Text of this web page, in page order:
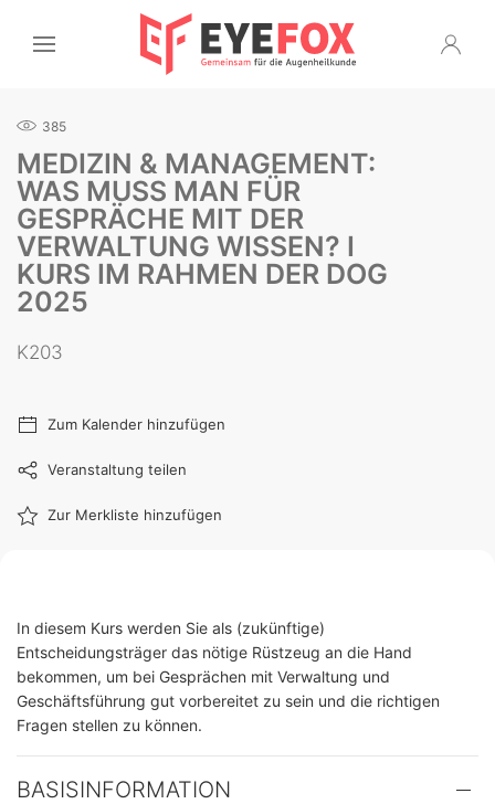
385
MEDIZIN & MANAGEMENT:
WAS MUSS MAN FÜR
GESPRÄCHE MIT DER
VERWALTUNG WISSEN? I
KURS IM RAHMEN DER DOG
2025
K203
Zum Kalender hinzufügen
Veranstaltung teilen
Zur Merkliste hinzufügen
In diesem Kurs werden Sie als (zukünftige)
Entscheidungsträger das nötige Rüstzeug an die Hand
bekommen, um bei Gesprächen mit Verwaltung und
Geschäftsführung gut vorbereitet zu sein und die richtigen
Fragen stellen zu können.
BASISINFORMATION